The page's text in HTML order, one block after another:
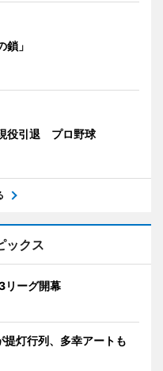
鎖」
役引退 プロ野球
ックス
ーグ開幕
灯行列、多幸アートも